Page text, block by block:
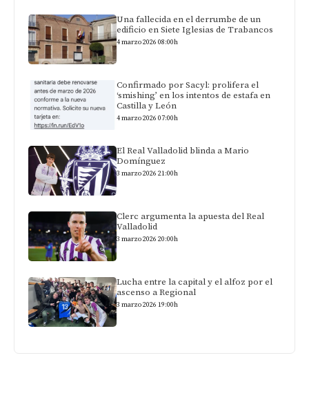
Una fallecida en el derrumbe de un
edificio en Siete Iglesias de Trabancos
4 marzo 2026 08:00h
Confirmado por Sacyl: prolifera el
‘smishing’ en los intentos de estafa en
Castilla y León
4 marzo 2026 07:00h
El Real Valladolid blinda a Mario
Domínguez
3 marzo 2026 21:00h
Clerc argumenta la apuesta del Real
Valladolid
3 marzo 2026 20:00h
Lucha entre la capital y el alfoz por el
ascenso a Regional
3 marzo 2026 19:00h